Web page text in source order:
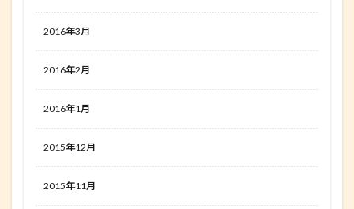
2016年3月
2016年2月
2016年1月
2015年12月
2015年11月